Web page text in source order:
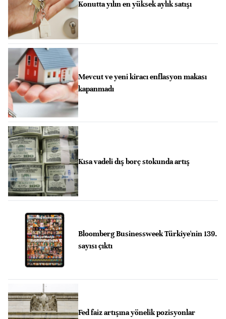
Konutta yılın en yüksek aylık satışı
Mevcut ve yeni kiracı enflasyon makası
kapanmadı
Kısa vadeli dış borç stokunda artış
Bloomberg Businessweek Türkiye'nin 139.
sayısı çıktı
Fed faiz artışına yönelik pozisyonlar